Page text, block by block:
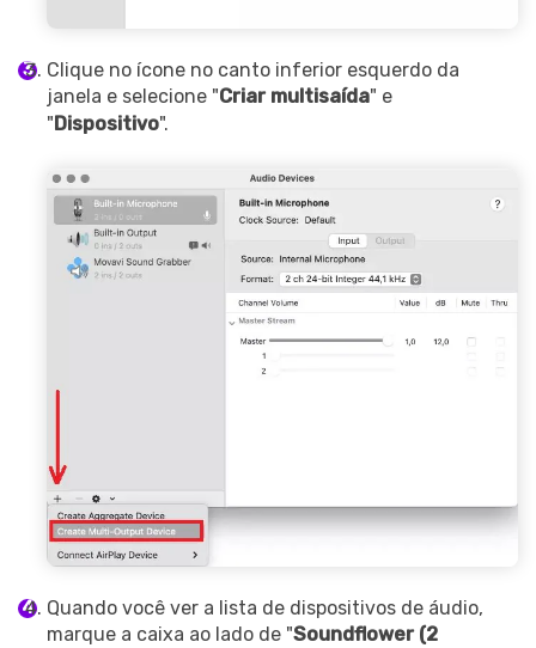
Clique no ícone no canto inferior esquerdo da
janela e selecione "Criar multisaída" e
"Dispositivo".
Quando você ver a lista de dispositivos de áudio,
marque a caixa ao lado de "Soundflower (2